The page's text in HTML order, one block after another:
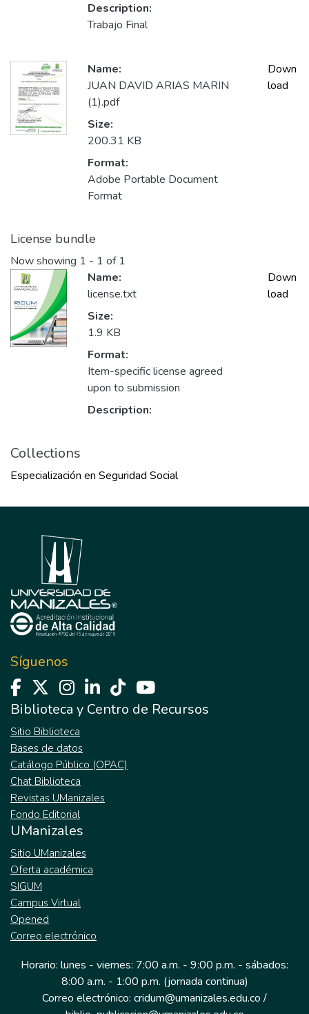
Description:
Trabajo Final
Name:
JUAN DAVID ARIAS MARIN
(1).pdf
Size:
200.31 KB
Format:
Adobe Portable Document
Format
Down
load
License bundle
Now showing 1 - 1 of 1
Name:
license.txt
Size:
1.9 KB
Format:
Item-specific license agreed
upon to submission
Description:
Down
load
Collections
Especialización en Seguridad Social
Síguenos
Biblioteca y Centro de Recursos
Sitio Biblioteca
Bases de datos
Catálogo Público (OPAC)
Chat Biblioteca
Revistas UManizales
Fondo Editorial
UManizales
Sitio UManizales
Oferta académica
SIGUM
Campus Virtual
Opened
Correo electrónico
Horario: lunes - viernes: 7:00 a.m. - 9:00 p.m. - sábados:
8:00 a.m. - 1:00 p.m. (jornada continua)
Correo electrónico: cridum@umanizales.edu.co /